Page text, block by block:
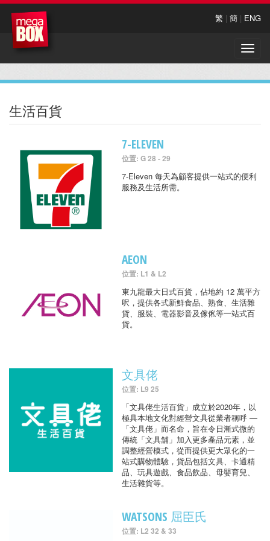
繁 | 簡 | ENG
Toggle
生活百貨
7-ELEVEN
位置: G 28 - 29
7-Eleven 每天為顧客提供一站式的便利
服務及生活所需。
AEON
位置: L1 & L2
東九龍最大日式百貨，佔地約 12 萬平方
呎，提供各式新鮮食品、熟食、生活雜
貨、服裝、電器影音及傢俬等一站式百
貨。
文具佬
位置: L9 25
「文具佬生活百貨」成立於2020年，以
極具本地文化對經營文具從業者稱呼 —
「文具佬」而名命，旨在令日漸式微的
傳統「文具舖」加入更多產品元素，並
調整經營模式，從而提供更大眾化的一
站式購物體驗，貨品包括文具、卡通精
品、玩具遊戲、食品飲品、母嬰育兒、
生活雜貨等。
WATSONS 屈臣氏
位置: L2 32 & 33